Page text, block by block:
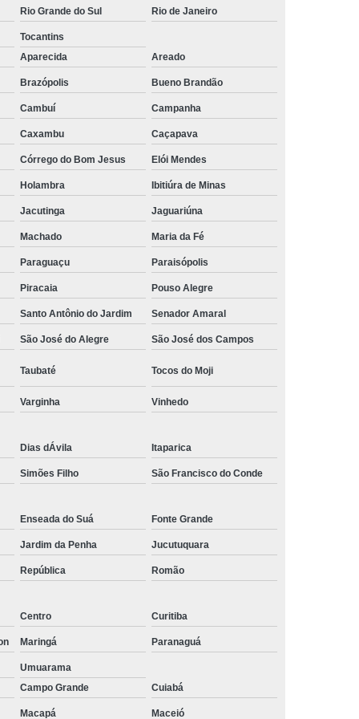
Rastreador Gps para Caminhão
para Caminhão Via Satélite
Rastreador Via Satélite para Caminhão
Sistema de Rastreamento de Caminhões
Especializada em Rastreador de Carro
Carro
Rastreador de Carro Belo Horizonte
Rastreador Gps para Carros
Rastreador Veicular para Carro
Rastreador Veicular para Frota
para Carros
Rastreador de Carros
em Carro
Rastreador Gps Carro
no Carro
Rastreador para Carro
Rastreador para Colocar no Carro
Empresa de Rastreamento de Automóveis
Carros
Rastreamento Carros Via Satélite
Rastreamento de Carros e Caminhões
Rastreamento de Carros Minas Gerais
Rastreamento de Carros Via Satélite
Gestão de Frotas Rastreamento
Rastreamento de Frota Veicular
Rastreamento de Frotas com Tecnologia Gps
Rastreamento e Gestão de Frotas
Frotas
Rastreamento Frota Gps
Rio Grande do Sul Rio de Janeiro
Tocantins
Aparecida Areado
Brazópolis Bueno Brandão
Cambuí Campanha
Caxambu Caçapava
Córrego do Bom Jesus Elói Mendes
Holambra Ibitiúra de Minas
Jacutinga Jaguariúna
Machado Maria da Fé
Paraguaçu Paraisópolis
Piracaia Pouso Alegre
Santo Antônio do Jardim Senador Amaral
São José do Alegre São José dos Campos
Taubaté Tocos do Moji
Varginha Vinhedo
Dias dÁvila Itaparica
Simões Filho São Francisco do Conde
Enseada do Suá Fonte Grande
Jardim da Penha Jucutuquara
República Romão
Centro Curitiba
Maringá Paranaguá
Umuarama
Campo Grande Cuiabá
Macapá Maceió